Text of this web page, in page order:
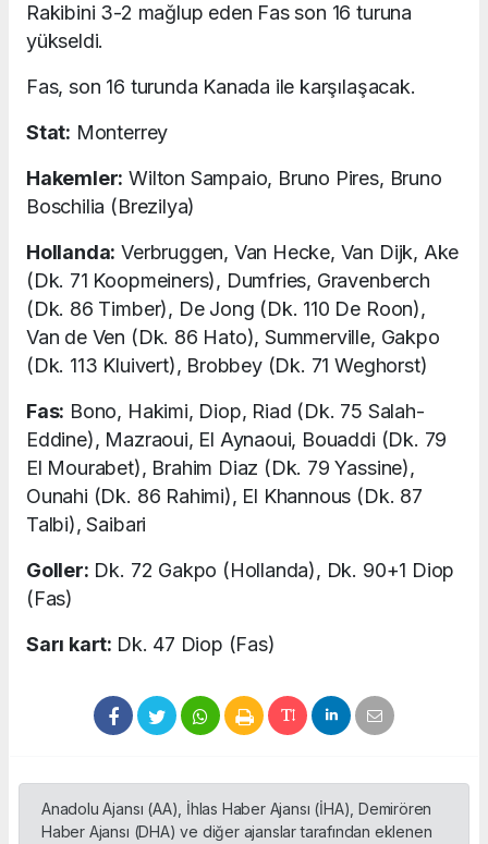
Rakibini 3-2 mağlup eden Fas son 16 turuna
yükseldi.
Fas, son 16 turunda Kanada ile karşılaşacak.
Stat: Monterrey
Hakemler: Wilton Sampaio, Bruno Pires, Bruno
Boschilia (Brezilya)
Hollanda: Verbruggen, Van Hecke, Van Dijk, Ake
(Dk. 71 Koopmeiners), Dumfries, Gravenberch
(Dk. 86 Timber), De Jong (Dk. 110 De Roon),
Van de Ven (Dk. 86 Hato), Summerville, Gakpo
(Dk. 113 Kluivert), Brobbey (Dk. 71 Weghorst)
Fas: Bono, Hakimi, Diop, Riad (Dk. 75 Salah-
Eddine), Mazraoui, El Aynaoui, Bouaddi (Dk. 79
El Mourabet), Brahim Diaz (Dk. 79 Yassine),
Ounahi (Dk. 86 Rahimi), El Khannous (Dk. 87
Talbi), Saibari
Goller: Dk. 72 Gakpo (Hollanda), Dk. 90+1 Diop
(Fas)
Sarı kart: Dk. 47 Diop (Fas)
Anadolu Ajansı (AA), İhlas Haber Ajansı (İHA), Demirören
Haber Ajansı (DHA) ve diğer ajanslar tarafından eklenen